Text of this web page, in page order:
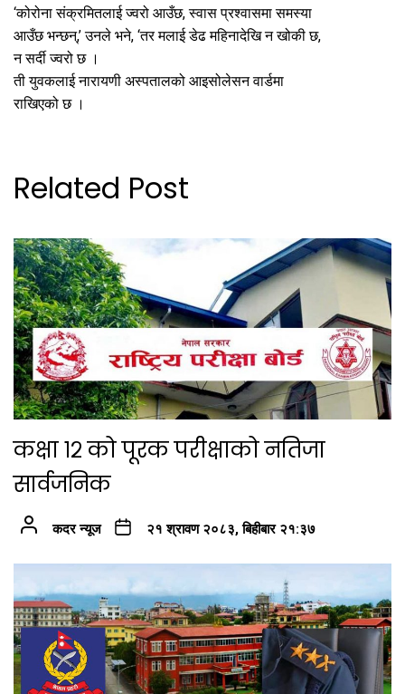
‘कोरोना संक्रमितलाई ज्वरो आउँछ, स्वास प्रश्वासमा समस्या
आउँछ भन्छन्,’ उनले भने, ‘तर मलाई डेढ महिनादेखि न खोकी छ,
न सर्दी ज्वरो छ ।
ती युवकलाई नारायणी अस्पतालको आइसोलेसन वार्डमा
राखिएको छ ।
Related Post
कक्षा १२ को पूरक परीक्षाको नतिजा
सार्वजनिक
कदर न्यूज २१ श्रावण २०८३, बिहीबार २१:३७